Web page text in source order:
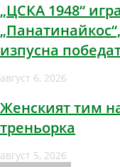
„ЦСКА 1948“
изпусна
август 6, 2026
Женският тим
треньорка
август 5, 2026